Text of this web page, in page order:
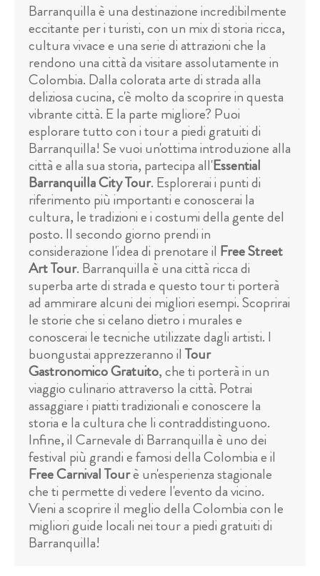
Barranquilla è una destinazione incredibilmente
eccitante per i turisti, con un mix di storia ricca,
cultura vivace e una serie di attrazioni che la
rendono una città da visitare assolutamente in
Colombia. Dalla colorata arte di strada alla
deliziosa cucina, c'è molto da scoprire in questa
vibrante città. E la parte migliore? Puoi
esplorare tutto con i tour a piedi gratuiti di
Barranquilla! Se vuoi un'ottima introduzione alla
città e alla sua storia, partecipa all'Essential
Barranquilla City Tour. Esplorerai i punti di
riferimento più importanti e conoscerai la
cultura, le tradizioni e i costumi della gente del
posto. Il secondo giorno prendi in
considerazione l'idea di prenotare il Free Street
Art Tour. Barranquilla è una città ricca di
superba arte di strada e questo tour ti porterà
ad ammirare alcuni dei migliori esempi. Scoprirai
le storie che si celano dietro i murales e
conoscerai le tecniche utilizzate dagli artisti. I
buongustai apprezzeranno il Tour
Gastronomico Gratuito, che ti porterà in un
viaggio culinario attraverso la città. Potrai
assaggiare i piatti tradizionali e conoscere la
storia e la cultura che li contraddistinguono.
Infine, il Carnevale di Barranquilla è uno dei
festival più grandi e famosi della Colombia e il
Free Carnival Tourè un'esperienza stagionale
che ti permette di vedere l'evento da vicino.
Vieni a scoprire il meglio della Colombia con le
migliori guide locali nei tour a piedi gratuiti di
Barranquilla!